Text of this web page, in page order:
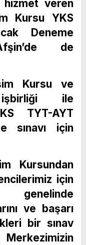
hizmet veren
Kursu YKS
Deneme
de
Kursu ve
işbirliği ile
TYT-AYT
sınavı için
Kursundan
için
genelinde
ve başarı
bir sınav